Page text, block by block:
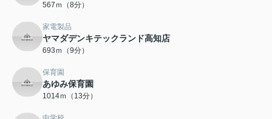
567ｍ（8分）
家電製品
ヤマダデンキテックランド高知店
693ｍ（9分）
保育園
あゆみ保育園
1014ｍ（13分）